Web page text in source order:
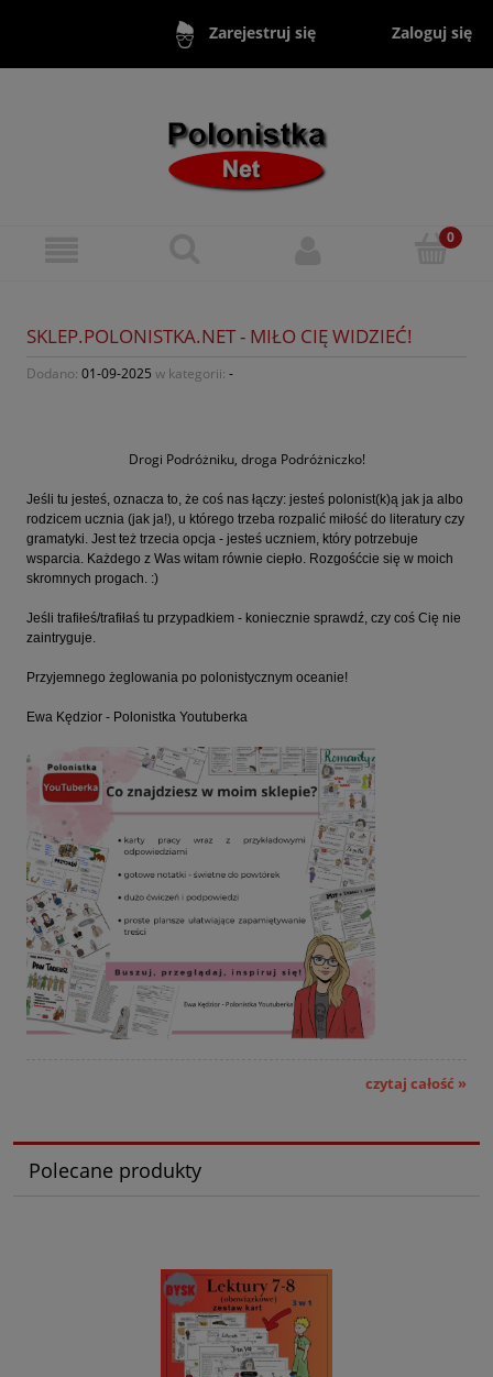
Zarejestruj się Zaloguj się
SKLEP.POLONISTKA.NET - MIŁO CIĘ WIDZIEĆ!
Dodano: 01-09-2025 w kategorii: -
Drogi Podróżniku, droga Podróżniczko!
Jeśli tu jesteś, oznacza to, że coś nas łączy: jesteś polonist(k)ą jak ja albo
rodzicem ucznia (jak ja!), u którego trzeba rozpalić miłość do literatury czy
gramatyki. Jest też trzecia opcja - jesteś uczniem, który potrzebuje
wsparcia. Każdego z Was witam równie ciepło. Rozgośćcie się w moich
skromnych progach. :)
Jeśli trafiłeś/trafiłaś tu przypadkiem - koniecznie sprawdź, czy coś Cię nie
zaintryguje.
Przyjemnego żeglowania po polonistycznym oceanie!
Ewa Kędzior - Polonistka Youtuberka
czytaj całość »
Polecane produkty